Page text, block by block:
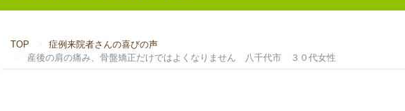
TOP
症例来院者さんの喜びの声
産後の肩の痛み、骨盤矯正だけではよくなりません 八千代市 ３０代女性